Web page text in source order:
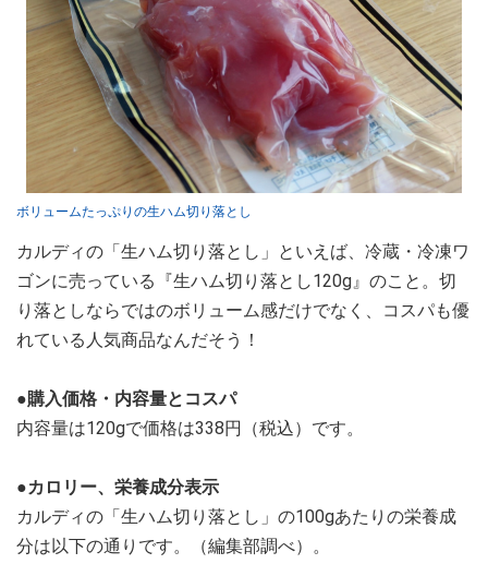
ボリュームたっぷりの生ハム切り落とし
カルディの「生ハム切り落とし」といえば、冷蔵・冷凍ワ
ゴンに売っている『生ハム切り落とし120g』のこと。切
り落としならではのボリューム感だけでなく、コスパも優
れている人気商品なんだそう！
●購入価格・内容量とコスパ
内容量は120gで価格は338円（税込）です。
●カロリー、栄養成分表示
カルディの「生ハム切り落とし」の100gあたりの栄養成
分は以下の通りです。（編集部調べ）。